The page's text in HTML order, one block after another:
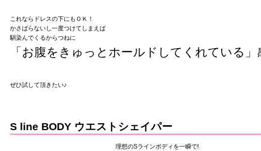
これならドレスの下にもＯＫ！
かさばらないし一度つけてしまえば
馴染んでくるからつねに
「お腹をきゅっとホールドしてくれている」
ぜひ試して頂きたい♪
S line BODY ウエストシェイパー
理想のSラインボディを一瞬で!